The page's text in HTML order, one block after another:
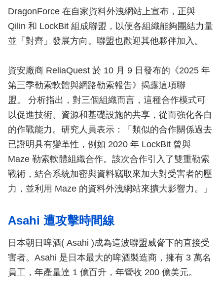
DragonForce 在自家資料外洩網站上宣布，正與
Qilin 和 LockBit 組成聯盟，以便各組織能夠團結力量
並「對齊」發展方向。聯盟也歡迎其他夥伴加入。
資安廠商 ReliaQuest 於 10 月 9 日發布的《2025 年
第三季勒索軟體與網路勒索報告》揭露這項聯
盟。 分析指出，對三個組織而言，這種合作模式可
以促進技術、資源和基礎設施的共享，從而強化各自
的作戰能力。研究人員表示：「類似的合作關係過去
已證明具有變革性，例如 2020 年 LockBit 曾與
Maze 勒索軟體組織合作。該次合作引入了雙重勒索
戰術，結合系統加密與資料竊取來加大對受害者的壓
力，並利用 Maze 的資料外洩網站來擴大影響力。」
Asahi 遭攻擊時間線
日本朝日啤酒( Asahi )成為這波聯盟威脅下的直接受
害者。Asahi 是日本最大的啤酒製造商，擁有 3 萬名
員工，年產量達 1 億百升，年營收 200 億美元。